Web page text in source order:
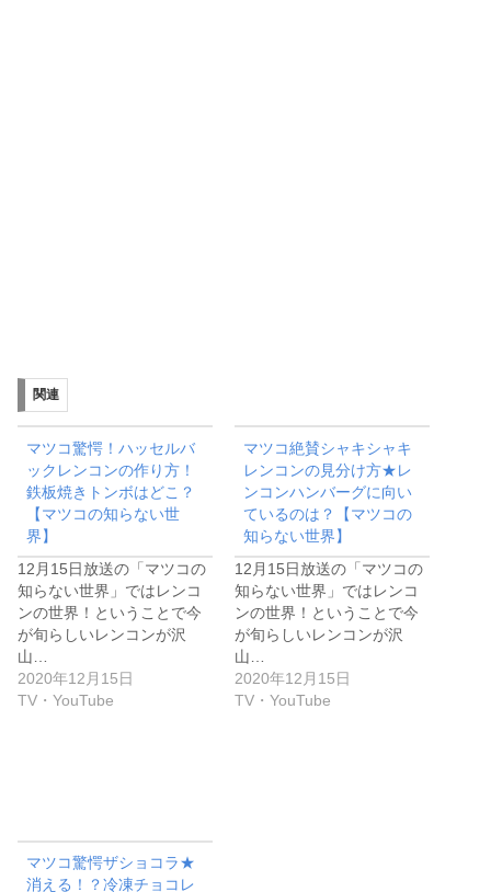
関連
マツコ驚愕！ハッセルバ
ックレンコンの作り方！
鉄板焼きトンボはどこ？
【マツコの知らない世
界】
12月15日放送の「マツコの
知らない世界」ではレンコ
ンの世界！ということで今
が旬らしいレンコンが沢
山…
2020年12月15日
TV・YouTube
マツコ絶賛シャキシャキ
レンコンの見分け方★レ
ンコンハンバーグに向い
ているのは？【マツコの
知らない世界】
12月15日放送の「マツコの
知らない世界」ではレンコ
ンの世界！ということで今
が旬らしいレンコンが沢
山…
2020年12月15日
TV・YouTube
マツコ驚愕ザショコラ★
消える！？冷凍チョコレ